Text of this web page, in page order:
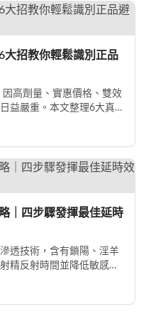
大招教你輕鬆識別正品
因高劑量、實惠價格、雙效
益嚴重。本文整理6大真
｜四步驟發揮最佳延時
透技術，含有鎖陽、淫羊
精反射時間並降低敏感